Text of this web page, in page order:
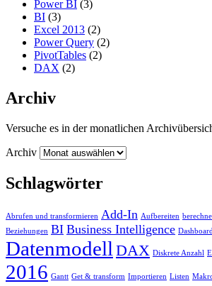
Power BI (3)
BI (3)
Excel 2013 (2)
Power Query (2)
PivotTables (2)
DAX (2)
Archiv
Versuche es in der monatlichen
Archiv
Schlagwörter
Abrufen und transformieren Add-In Aufbereiten
Beziehungen BI Business Intelligence Dashboard
Datenmodell DAX Diskrete Anzahl
2016 Gantt Get & transform Importieren Listen